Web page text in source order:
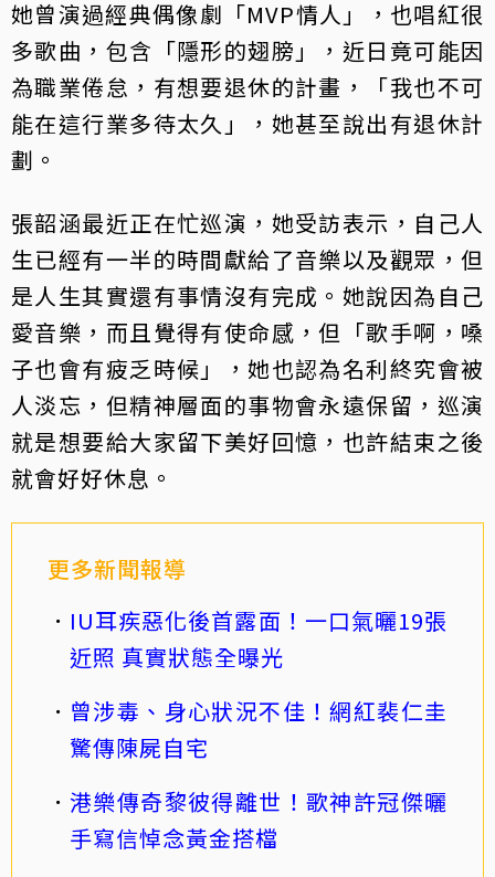
她曾演過經典偶像劇「MVP情人」，也唱紅很
多歌曲，包含「隱形的翅膀」，近日竟可能因
為職業倦怠，有想要退休的計畫，「我也不可
能在這行業多待太久」，她甚至說出有退休計
劃。
張韶涵最近正在忙巡演，她受訪表示，自己人
生已經有一半的時間獻給了音樂以及觀眾，但
是人生其實還有事情沒有完成。她說因為自己
愛音樂，而且覺得有使命感，但「歌手啊，嗓
子也會有疲乏時候」，她也認為名利終究會被
人淡忘，但精神層面的事物會永遠保留，巡演
就是想要給大家留下美好回憶，也許結束之後
就會好好休息。
更多新聞報導
IU耳疾惡化後首露面！一口氣曬19張
近照 真實狀態全曝光
曾涉毒、身心狀況不佳！網紅裴仁圭
驚傳陳屍自宅
港樂傳奇黎彼得離世！歌神許冠傑曬
手寫信悼念黃金搭檔